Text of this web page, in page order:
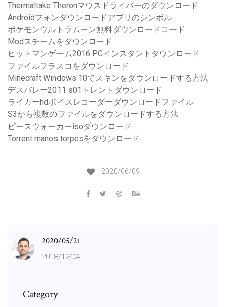
Thermaltake Theronマウスドライバーのダウンロード
Androidフォンダウンロードアプリのシンボル
ポケモンウルトラムーン無料ダウンロードコード
Modスチームをダウンロード
ヒットマンゲーム2016 PCインスタントダウンロード
ファイルフラスコをダウンロード
Minecraft Windows 10でスキンをダウンロードする方法
デスバレー2011 s01トレントダウンロード
ライカーhdボイスレコーダーダウンロードファイル
S3から複数のファイルをダウンロードする方法
ピースウォーカーisoダウンロード
Torrent manos torpesをダウンロード
2020/06/09
2020/05/21
2018/12/04
Category